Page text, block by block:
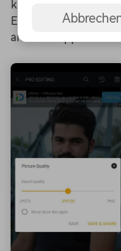
klicken. Außerdem
Einschränkungen
anderen Apps.